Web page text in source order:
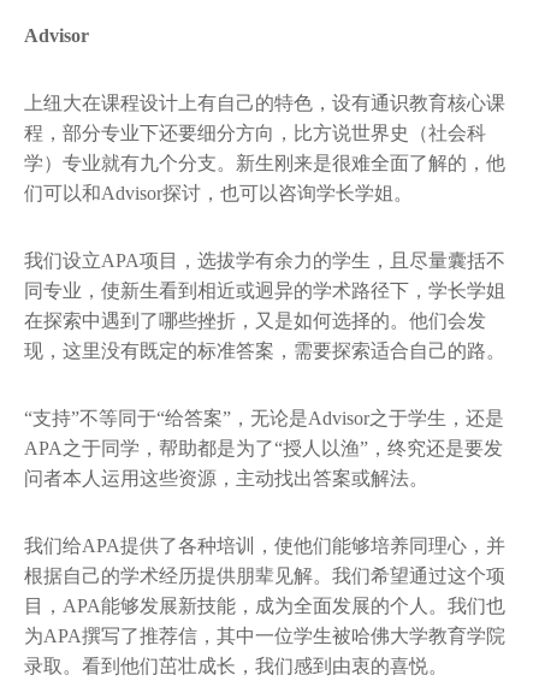
Advisor
上纽大在课程设计上有自己的特色，设有通识教育核心课
程，部分专业下还要细分方向，比方说世界史（社会科
学）专业就有九个分支。新生刚来是很难全面了解的，他
们可以和Advisor探讨，也可以咨询学长学姐。
我们设立APA项目，选拔学有余力的学生，且尽量囊括不
同专业，使新生看到相近或迥异的学术路径下，学长学姐
在探索中遇到了哪些挫折，又是如何选择的。他们会发
现，这里没有既定的标准答案，需要探索适合自己的路。
“支持”不等同于“给答案”，无论是Advisor之于学生，还是
APA之于同学，帮助都是为了“授人以渔”，终究还是要发
问者本人运用这些资源，主动找出答案或解法。
我们给APA提供了各种培训，使他们能够培养同理心，并
根据自己的学术经历提供朋辈见解。我们希望通过这个项
目，APA能够发展新技能，成为全面发展的个人。我们也
为APA撰写了推荐信，其中一位学生被哈佛大学教育学院
录取。看到他们茁壮成长，我们感到由衷的喜悦。